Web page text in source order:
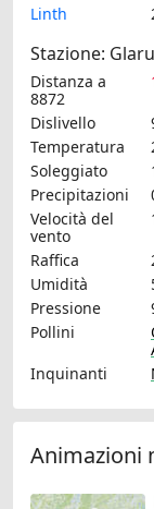
Linth
Stazione:
Distanza a
8872
Dislivello
Temperatura
Soleggiato
Precipitazioni
Velocità del
vento
Raffica
Umidità
Pressione
Pollini
Inquinanti
Animazioni